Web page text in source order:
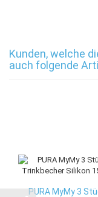
Kunden, welche
auch folgende
PURA MyMy 3